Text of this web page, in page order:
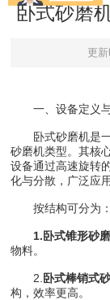
卧式砂磨
更
一、设备定义
卧式砂磨机是一
砂磨机类型。其核
设备通过高速旋转
化与分散，广泛应
按结构可分为：
1.卧式锥形砂
物料。
2. 卧式棒销式
构，效率更高。